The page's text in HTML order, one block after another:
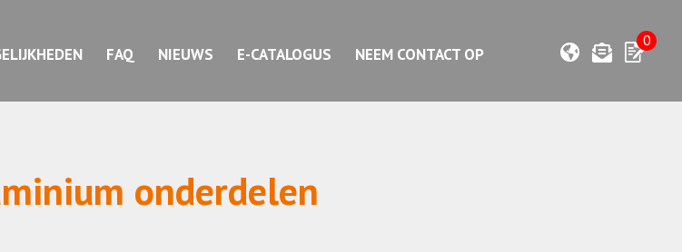
0
FAQ NIEUWS E-CATALOGUS NEEM CONTACT OP
onderdelen